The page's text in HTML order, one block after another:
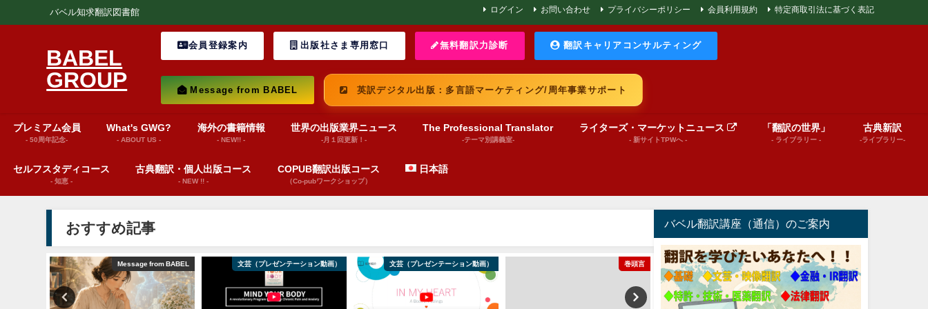
バベル知求翻訳図書館 ログイン お問い合わせ プライバシーポリシー 会員利用規約 特定商取引法に基づく表記
BABEL
GROUP
会員登録案内 出版社さま専用窓口 無料翻訳力診断 翻訳キャリアコンサルティング
Message from BABEL 英訳デジタル出版：多言語マーケティング/周年事業サポート
プレミアム会員
- 50周年記念-
What's GWG?
- ABOUT US -
海外の書籍情報
- NEW!! -
世界の出版業界ニュース
-月１回更新！-
The Professional Translator
-テーマ別講義室-
ライターズ・マーケットニュース
- 新サイトTPWへ -
「翻訳の世界」
- ライブラリー -
古典新訳
-ライブラリー-
セルフスタディコース
- 知恵 -
古典翻訳・個人出版コース
- NEW !! -
COPUB翻訳出版コース
（Co-pubワークショップ）
日本語
おすすめ記事
Message from BABEL 文芸（プレゼンテーション動画） 文芸（プレゼンテーション動画） 巻頭言 巻頭言
バベル翻訳講座（通信）のご案内